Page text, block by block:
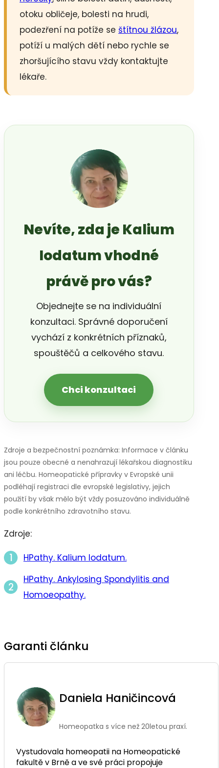
otoku obličeje, bolesti na hrudi,
podezření na potíže se štítnou žlázou,
potíží u malých dětí nebo rychle se
zhoršujícího stavu vždy kontaktujte
lékaře.
Nevíte, zda je Kalium
Iodatum vhodné
právě pro vás?
Objednejte se na individuální
konzultaci. Správné doporučení
vychází z konkrétních příznaků,
spouštěčů a celkového stavu.
Chci konzultaci
Zdroje a bezpečnostní poznámka: Informace v článku
jsou pouze obecné a nenahrazují lékařskou diagnostiku
ani léčbu. Homeopatické přípravky v Evropské unii
podléhají registraci dle evropské legislativy, jejich
použití by však mělo být vždy posuzováno individuálně
podle konkrétního zdravotního stavu.
Zdroje:
HPathy. Kalium Iodatum.
HPathy. Ankylosing Spondylitis and
Homoeopathy.
Garanti článku
Daniela Haničincová
Homeopatka s více než 20letou praxí.
Vystudovala homeopatii na Homeopatické
fakultě v Brně a ve své práci propojuje